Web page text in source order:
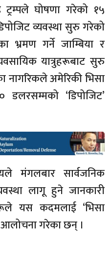
ट्रम्पले घोषणा गरेको १५
व्यवस्था सुरु गरेको
भ्रमण गर्ने जाम्बिया र
यात्रुहरूबाट सुरु
नागरिकले अमेरिकी भिसा
‘डिपोजिट’
मंगलबार सार्वजनिक
लागू हुने जानकारी
यस कदमलाई ‘भिसा
आलोचना गरेका छन् ।